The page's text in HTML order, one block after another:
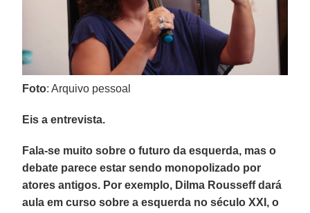
Foto: Arquivo pessoal
Eis a entrevista.
Fala-se muito sobre o futuro da esquerda, mas o
debate parece estar sendo monopolizado por
atores antigos. Por exemplo, Dilma Rousseff dará
aula em curso sobre a esquerda no século XXI, o